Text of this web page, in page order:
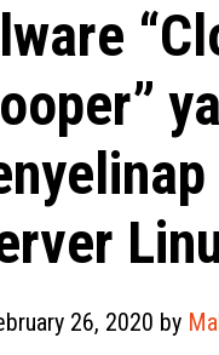
26, 2020 by